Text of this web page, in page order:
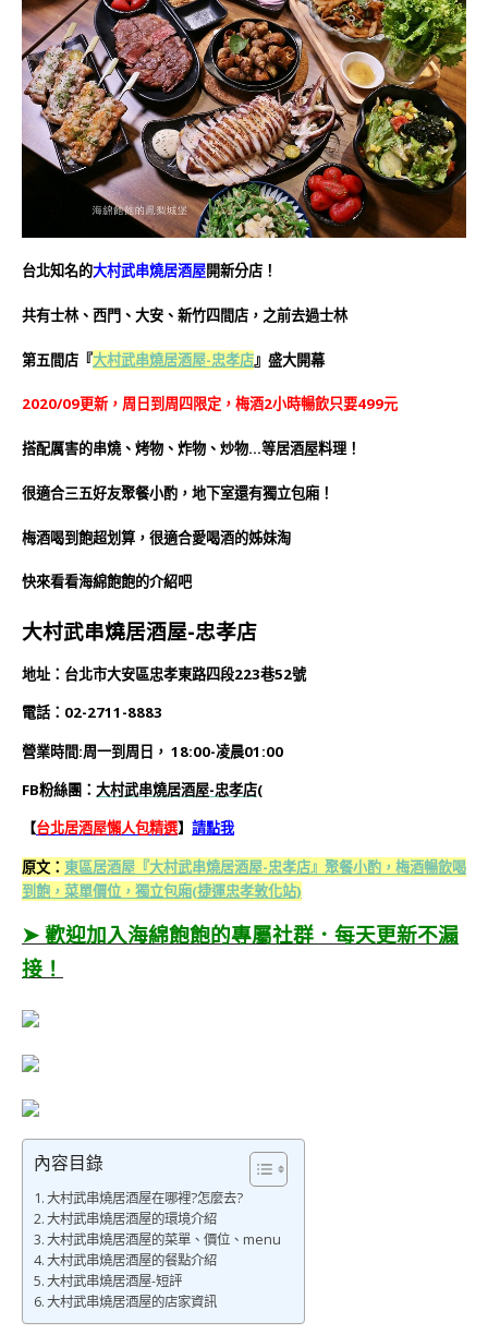
台北知名的大村武串燒居酒屋開新分店！
共有士林、西門、大安、新竹四間店，之前去過士林
第五間店『大村武串燒居酒屋-忠孝店』盛大開幕
2020/09更新，周日到周四限定，梅酒2小時暢飲只要499元
搭配厲害的串燒、烤物、炸物、炒物…等居酒屋料理！
很適合三五好友聚餐小酌，地下室還有獨立包廂！
梅酒喝到飽超划算，很適合愛喝酒的姊妹淘
快來看看海綿飽飽的介紹吧
大村武串燒居酒屋-忠孝店
地址：台北市大安區忠孝東路四段223巷52號
電話：02-2711-8883
營業時間:周一到周日， 18:00-凌晨01:00
FB粉絲團： 大村武串燒居酒屋-忠孝店(
【台北居酒屋懶人包精選】 請點我
原文： 東區居酒屋『大村武串燒居酒屋-忠孝店』聚餐小酌，梅酒暢飲喝
到飽，菜單價位，獨立包廂(捷運忠孝敦化站)
➤ 歡迎加入海綿飽飽的專屬社群．每天更新不漏
接！
內容目錄
大村武串燒居酒屋在哪裡?怎麼去?
大村武串燒居酒屋的環境介紹
大村武串燒居酒屋的菜單、價位、menu
大村武串燒居酒屋的餐點介紹
大村武串燒居酒屋-短評
大村武串燒居酒屋的店家資訊